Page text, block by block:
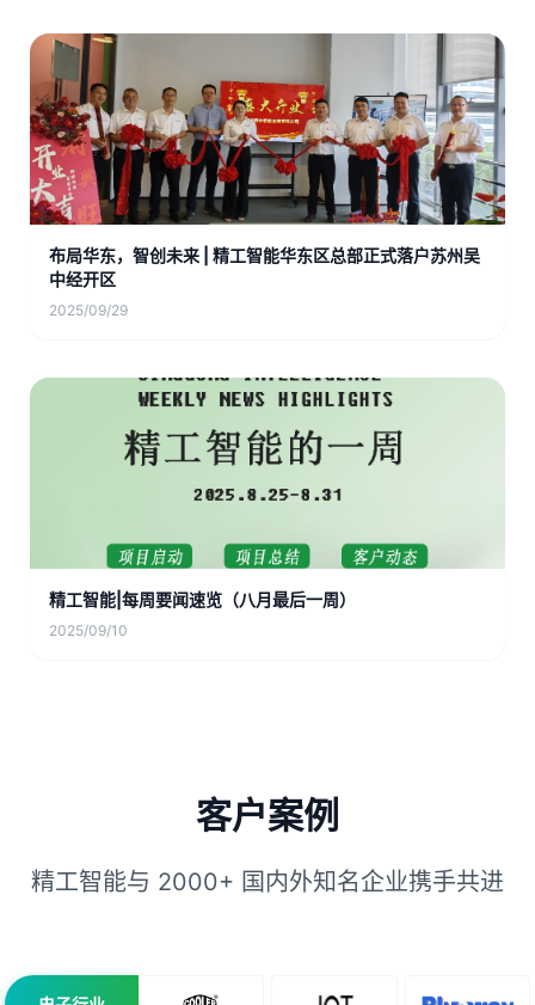
布局华东，智创未来 | 精工智能华东区总部正式落户苏州吴
中经开区
2025/09/29
精工智能|每周要闻速览（八月最后一周）
2025/09/10
客户案例
精工智能与 2000+ 国内外知名企业携手共进